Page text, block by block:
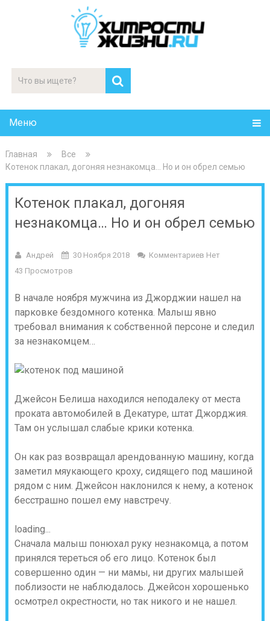
Меню
Главная
Все
Котенок плакал, догоняя незнакомца… Но и он обрел семью
Котенок плакал, догоняя
незнакомца… Но и он обрел семью
Андрей 30 Ноября 2018
Комментариев Нет
43 Просмотров
В начале ноября мужчина из Джорджии нашел на
парковке бездомного котенка. Малыш явно
требовал внимания к собственной персоне и следил
за незнакомцем…
Джейсон Белиша находился неподалеку от места
проката автомобилей в Декатуре, штат Джорджия.
Там он услышал слабые крики котенка.
Он как раз возвращал арендованную машину, когда
заметил мяукающего кроху, сидящего под машиной
рядом с ним. Джейсон наклонился к нему, а котенок
бесстрашно пошел ему навстречу.
loading...
Сначала малыш понюхал руку незнакомца, а потом
принялся тереться об его лицо. Котенок был
совершенно один — ни мамы, ни других малышей
поблизости не наблюдалось. Джейсон хорошенько
осмотрел окрестности, но так никого и не нашел.